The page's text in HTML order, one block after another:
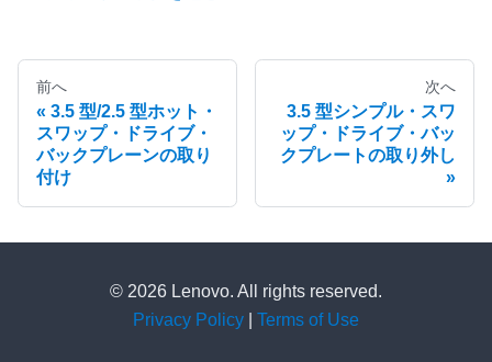
前へ
3.5 型/2.5 型ホット・
スワップ・ドライブ・
バックプレーンの取り
付け
次へ
3.5 型シンプル・スワ
ップ・ドライブ・バッ
クプレートの取り外し
© 2026 Lenovo. All rights reserved.
Privacy Policy
Terms of Use